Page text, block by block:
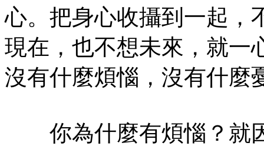
心。把身心收攝到一起，
現在，也不想未來，就一
沒有什麼煩惱，沒有什麼
你為什麼有煩惱？就